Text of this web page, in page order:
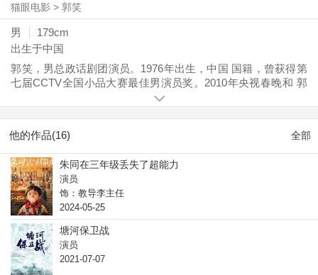
猫眼电影 >郭笑
男
179cm
出生于中国
郭笑，男总政话剧团演员。1976年出生，中国 国籍，曾获得第
七届CCTV全国小品大赛最佳男演员奖。2010年央视春晚和 郭
达、 蔡明、 黄杨合作演出 小品《 家有毕业生》。
他的作品(16) 全部
朱同在三年级丢失了超能力
演员
饰：教导李主任
2024-05-25
塘河保卫战
演员
2021-07-07